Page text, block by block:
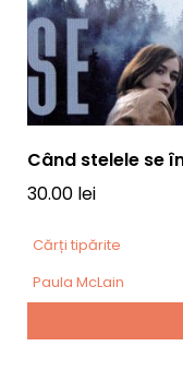
Când stelele se
30.00 lei
Cărți tipărite
Paula McLain